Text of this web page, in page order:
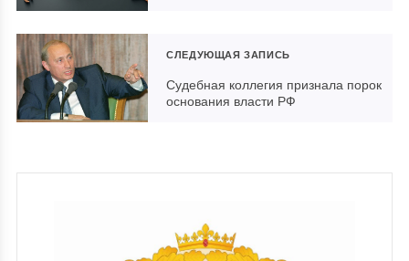
СЛЕДУЮЩАЯ ЗАПИСЬ
Судебная коллегия признала порок
основания власти РФ